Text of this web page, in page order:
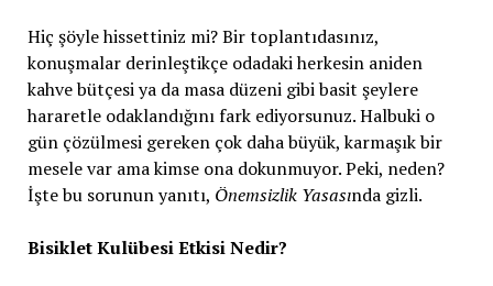
Hiç şöyle hissettiniz mi? Bir toplantıdasınız,
konuşmalar derinleştikçe odadaki herkesin aniden
kahve bütçesi ya da masa düzeni gibi basit şeylere
hararetle odaklandığını fark ediyorsunuz. Halbuki o
gün çözülmesi gereken çok daha büyük, karmaşık bir
mesele var ama kimse ona dokunmuyor. Peki, neden?
İşte bu sorunun yanıtı, Önemsizlik Yasasında gizli.
Bisiklet Kulübesi Etkisi Nedir?